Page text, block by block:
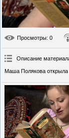
Просмотры: 0
Описание
Маша Полякова открыла